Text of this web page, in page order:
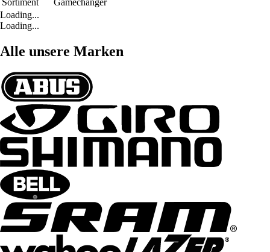
Sortiment
Gamechanger
Loading...
Loading...
Alle unsere Marken